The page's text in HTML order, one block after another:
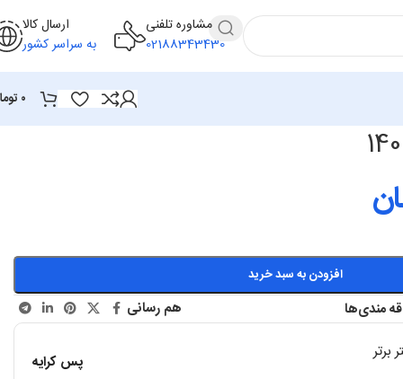
مشاوره تلفنی
02188343430
ارسال کالا
به سراسر کشور
۰
افزودن به سبد خرید
مندی‌ها
هم رسانی
برتر
پس کرایه